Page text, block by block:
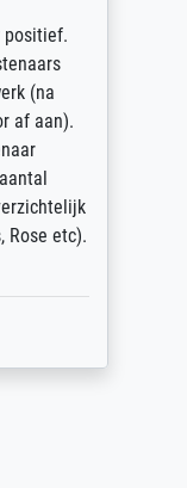
positief.
(na
af aan).
Rose etc).